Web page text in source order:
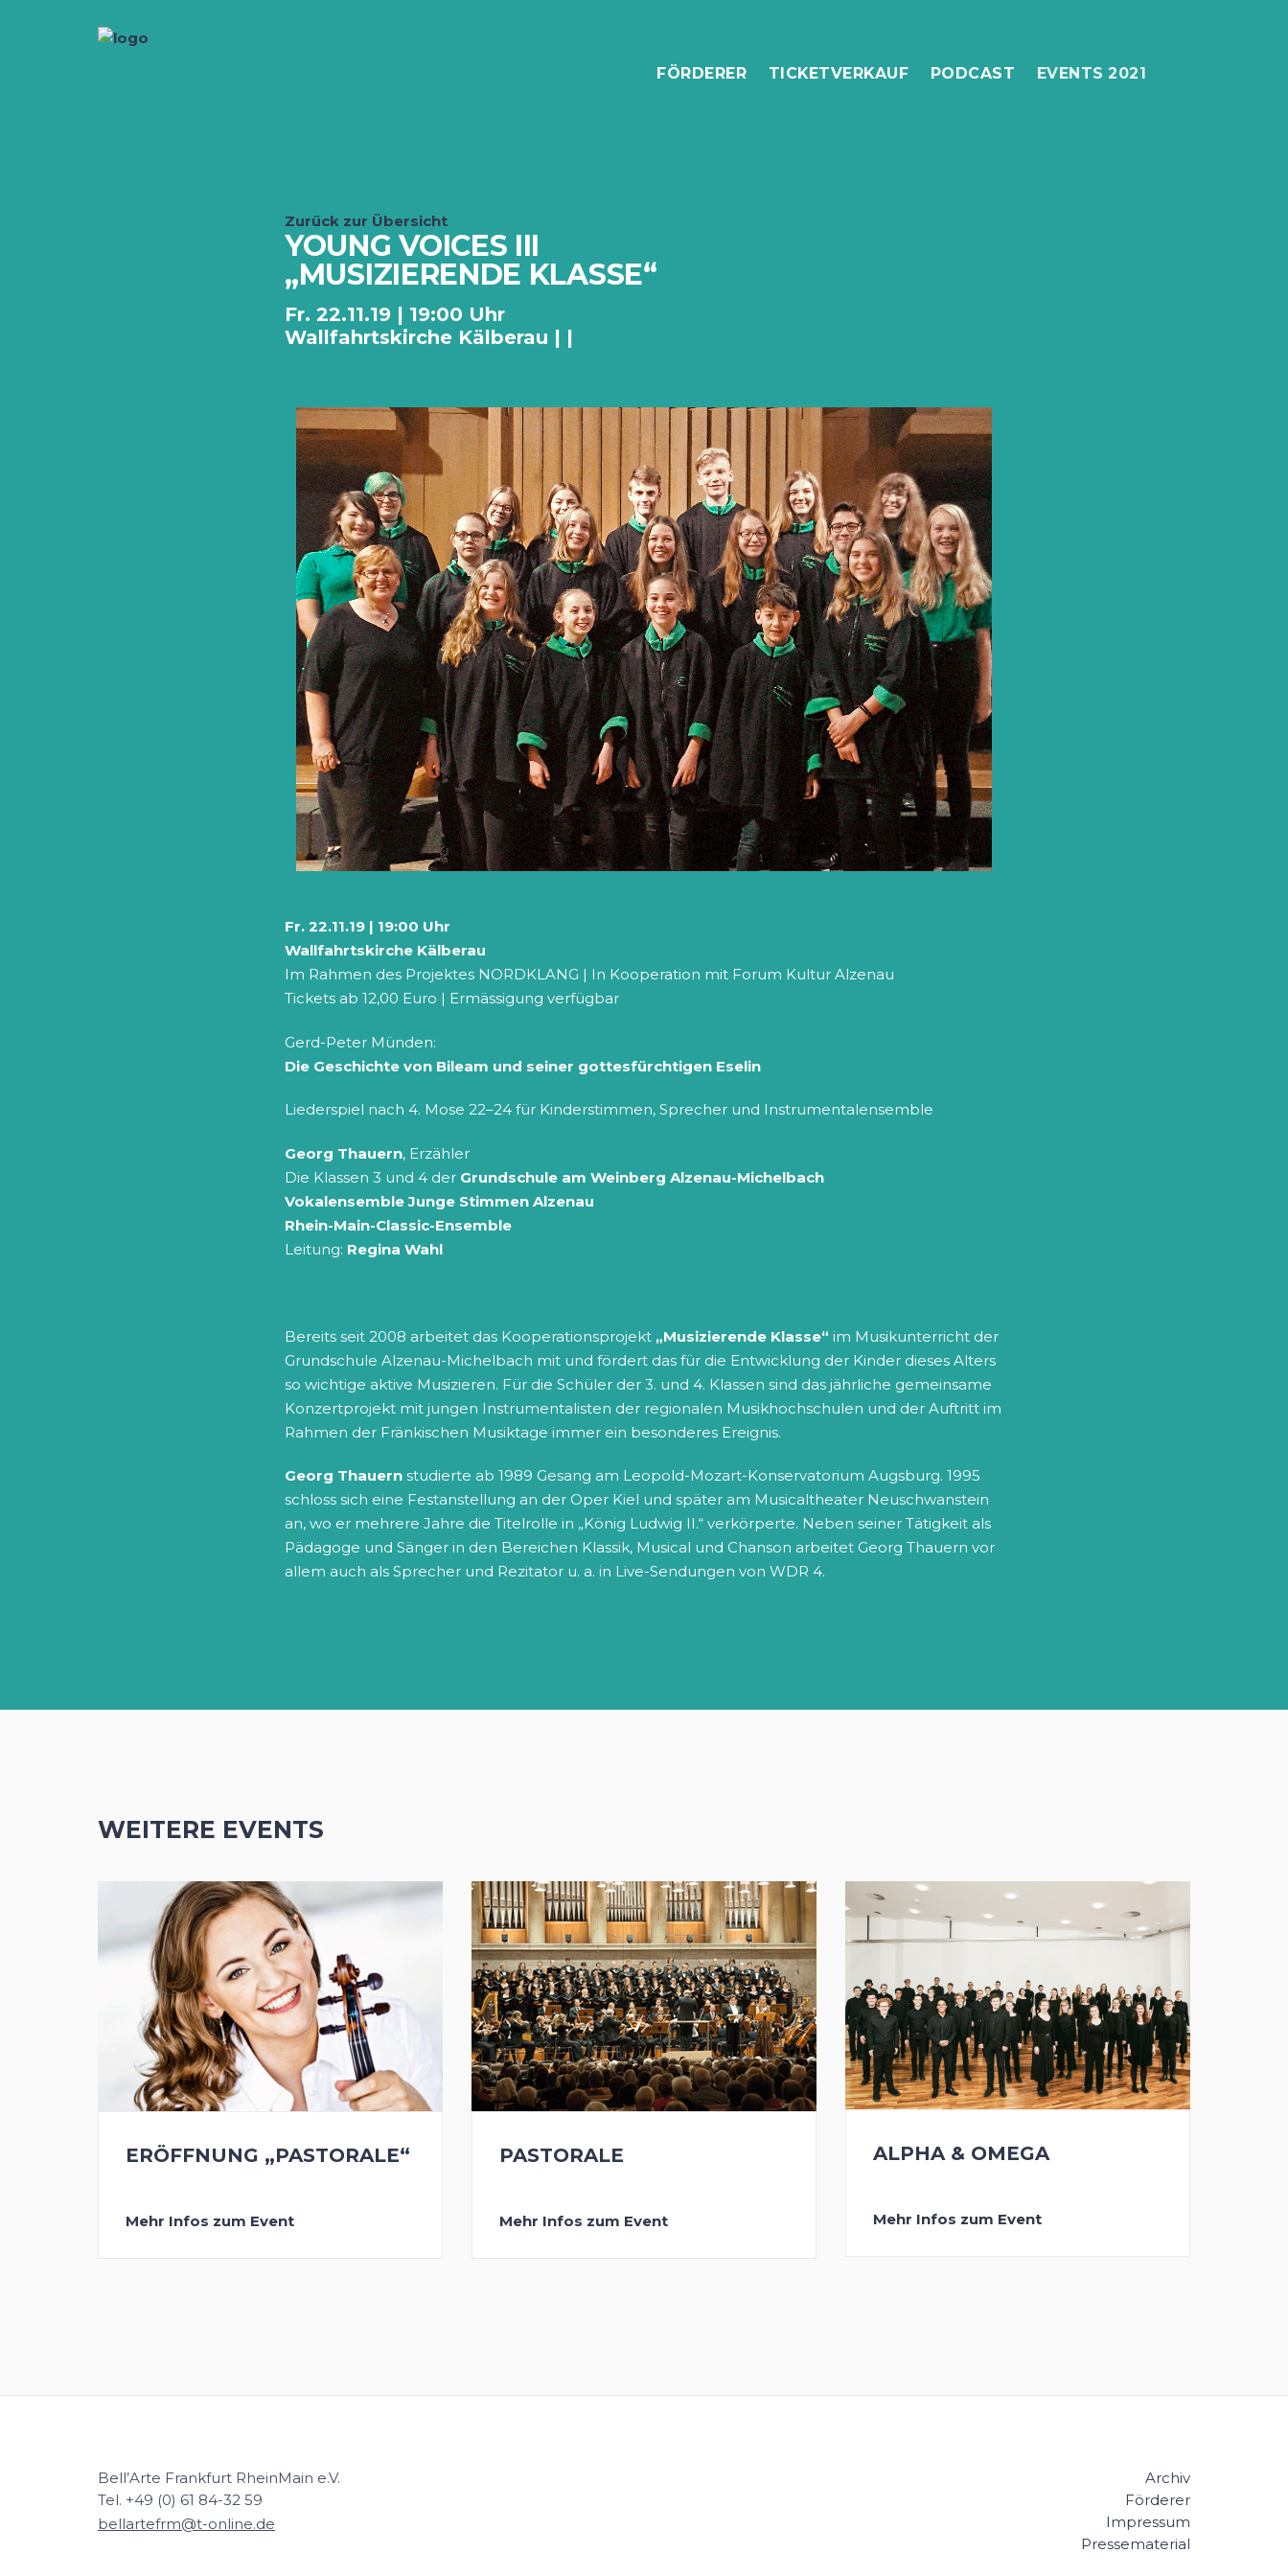
FÖRDERER TICKETVERKAUF PODCAST EVENTS 2021
Zurück zur Übersicht
YOUNG VOICES III
„MUSIZIERENDE KLASSE“
Fr. 22.11.19 | 19:00 Uhr
Wallfahrtskirche Kälberau | |
Fr. 22.11.19 | 19:00 Uhr
Wallfahrtskirche Kälberau
Im Rahmen des Projektes NORDKLANG | In Kooperation mit Forum Kultur Alzenau
Tickets ab 12,00 Euro | Ermässigung verfügbar
Gerd-Peter Münden:
Die Geschichte von Bileam und seiner gottesfürchtigen Eselin
Liederspiel nach 4. Mose 22–24 für Kinderstimmen, Sprecher und Instrumentalensemble
Georg Thauern, Erzähler
Die Klassen 3 und 4 der Grundschule am Weinberg Alzenau-Michelbach
Vokalensemble Junge Stimmen Alzenau
Rhein-Main-Classic-Ensemble
Leitung: Regina Wahl
Bereits seit 2008 arbeitet das Kooperationsprojekt „Musizierende Klasse“ im Musikunterricht der
Grundschule Alzenau-Michelbach mit und fördert das für die Entwicklung der Kinder dieses Alters
so wichtige aktive Musizieren. Für die Schüler der 3. und 4. Klassen sind das jährliche gemeinsame
Konzertprojekt mit jungen Instrumentalisten der regionalen Musikhochschulen und der Auftritt im
Rahmen der Fränkischen Musiktage immer ein besonderes Ereignis.
Georg Thauern studierte ab 1989 Gesang am Leopold-Mozart-Konservatorium Augsburg. 1995
schloss sich eine Festanstellung an der Oper Kiel und später am Musicaltheater Neuschwanstein
an, wo er mehrere Jahre die Titelrolle in „König Ludwig II.“ verkörperte. Neben seiner Tätigkeit als
Pädagoge und Sänger in den Bereichen Klassik, Musical und Chanson arbeitet Georg Thauern vor
allem auch als Sprecher und Rezitator u. a. in Live-Sendungen von WDR 4.
WEITERE EVENTS
ERÖFFNUNG „PASTORALE“
Mehr Infos zum Event
PASTORALE
Mehr Infos zum Event
ALPHA & OMEGA
Mehr Infos zum Event
Bell’Arte Frankfurt RheinMain e.V.
Tel. +49 (0) 61 84-32 59
bellartefrm@t-online.de
Archiv
Förderer
Impressum
Pressematerial